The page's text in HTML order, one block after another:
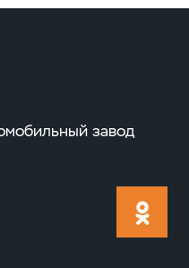
завод